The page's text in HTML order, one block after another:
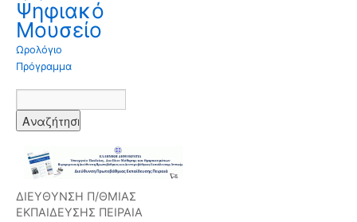
Ψηφιακό
Μουσείο
Ωρολόγιο
Πρόγραμμα
ΔΙΕΥΘΥΝΣΗ Π/ΘΜΙΑΣ
ΕΚΠΑΙΔΕΥΣΗΣ ΠΕΙΡΑΙΑ